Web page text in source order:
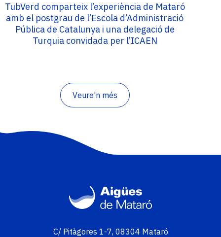
TubVerd comparteix l’experiència de Mataró
amb el postgrau de l’Escola d’Administració
Pública de Catalunya i una delegació de
Turquia convidada per l’ICAEN
Veure'n més
Imatge
C/ Pitàgores 1-7, 08304 Mataró